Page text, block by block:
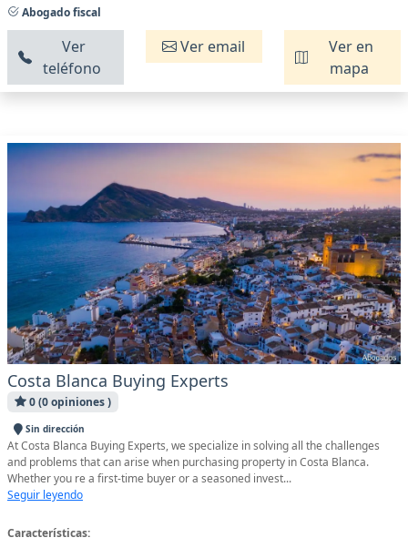
Abogado fiscal
Ver
teléfono
Ver email
Ver en
mapa
Costa Blanca Buying Experts
0 (0 opiniones )
Sin dirección
At Costa Blanca Buying Experts, we specialize in solving all the challenges
and problems that can arise when purchasing property in Costa Blanca.
Whether you re a first-time buyer or a seasoned invest...
Seguir leyendo
Características: